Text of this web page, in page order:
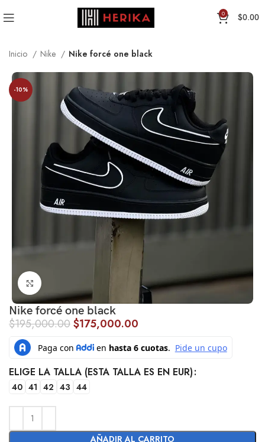
0 $0.00
Inicio Nike Nike forcé one black
-10%
Nike forcé one black
$195,000.00$175,000.00
ELIGE LA TALLA (ESTA TALLA ES EN EUR)
40 41 42 43 44
AÑADIR AL CARRITO